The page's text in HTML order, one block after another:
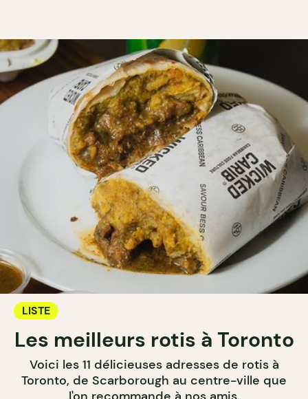
LISTE
Les meilleurs rotis à Toronto
Voici les 11 délicieuses adresses de rotis à
Toronto, de Scarborough au centre-ville que